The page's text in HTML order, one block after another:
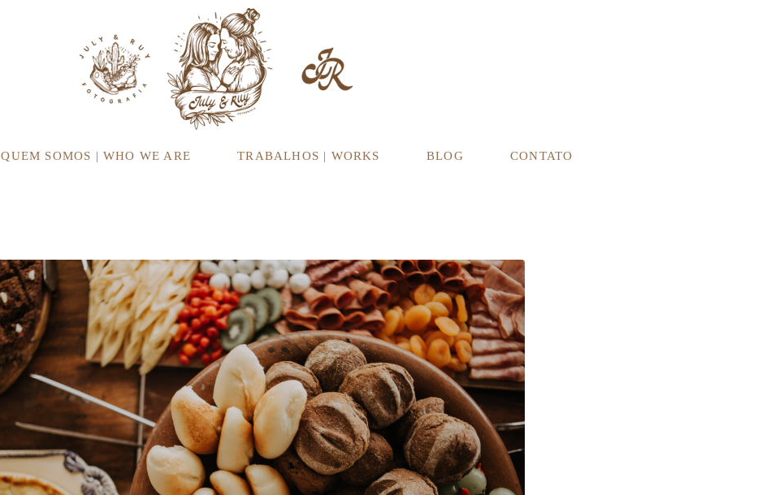
QUEM SOMOS | WHO WE ARE TRABALHOS | WORKS BLOG CONTATO